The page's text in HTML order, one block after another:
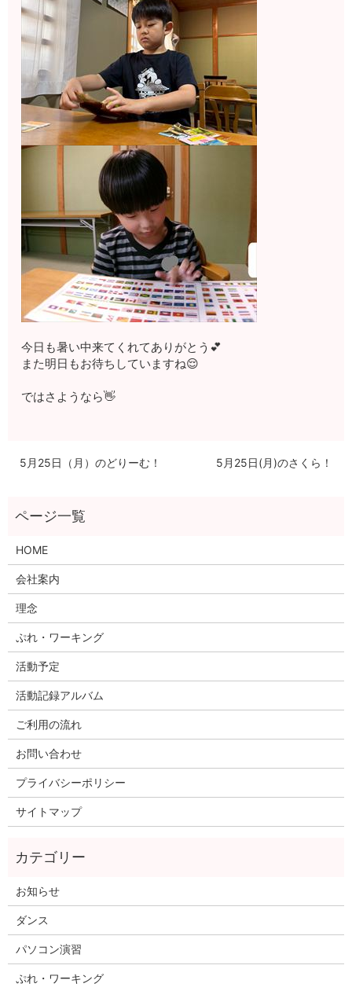
今日も暑い中来てくれてありがとう💕
また明日もお待ちしていますね😌
ではさようなら👋
5月25日（月）のどりーむ！ 5月25日(月)のさくら！
HOME
会社案内
理念
ぷれ・ワーキング
活動予定
活動記録アルバム
ご利用の流れ
お問い合わせ
プライバシーポリシー
サイトマップ
お知らせ
ダンス
パソコン演習
ぷれ・ワーキング